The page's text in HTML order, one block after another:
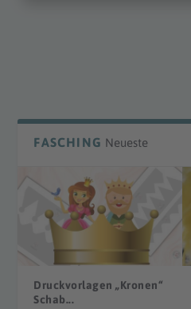
FASCHING Neueste
Druckvorlagen „Kronen“
Schab...